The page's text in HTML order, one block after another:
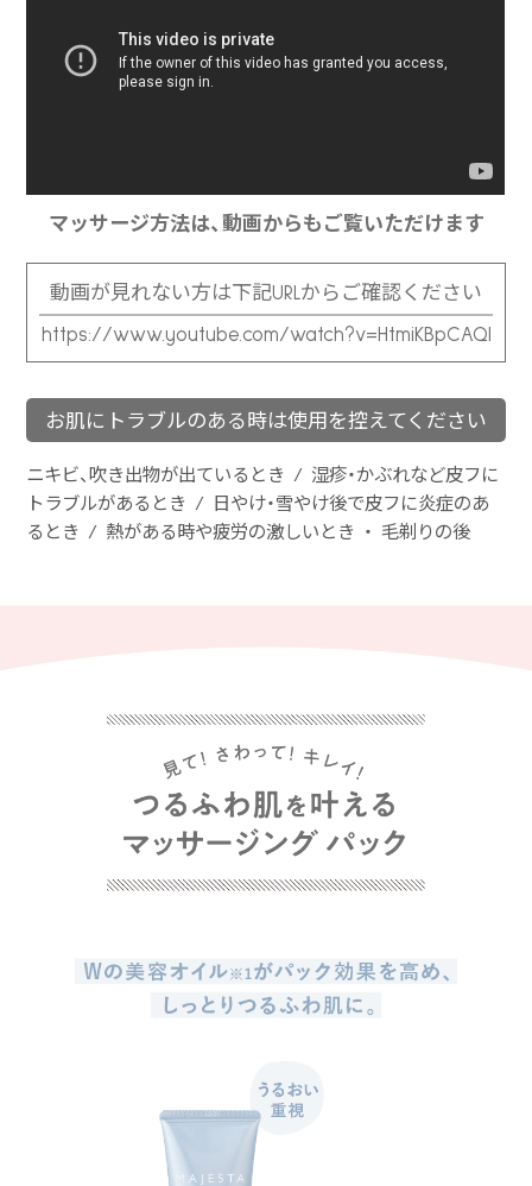
マッサージ方法は、動画からもご覧いただけます
動画が見れない方は下記URLからご確認ください
https://www.youtube.com/watch?v=HtmiKBpCAQI
お肌にトラブルのある時は使用を控えてください
ニキビ、吹き出物が出ているとき / 湿疹・かぶれなど皮フに
トラブルがあるとき / 日やけ・雪やけ後で皮フに炎症のあ
るとき / 熱がある時や疲労の激しいとき ・ 毛剃りの後